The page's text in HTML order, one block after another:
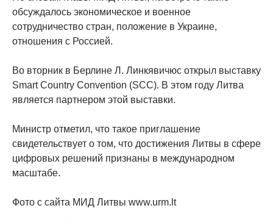
обсуждалось экономическое и военное
сотрудничество стран, положение в Украине,
отношения с Россией.
Во вторник в Берлине Л. Линкявичюс открыл выставку
Smart Country Convention (SCC). В этом году Литва
является партнером этой выставки.
Министр отметил, что такое приглашение
свидетельствует о том, что достижения Литвы в сфере
цифровых решений признаны в международном
масштабе.
Фото с сайта МИД Литвы www.urm.lt